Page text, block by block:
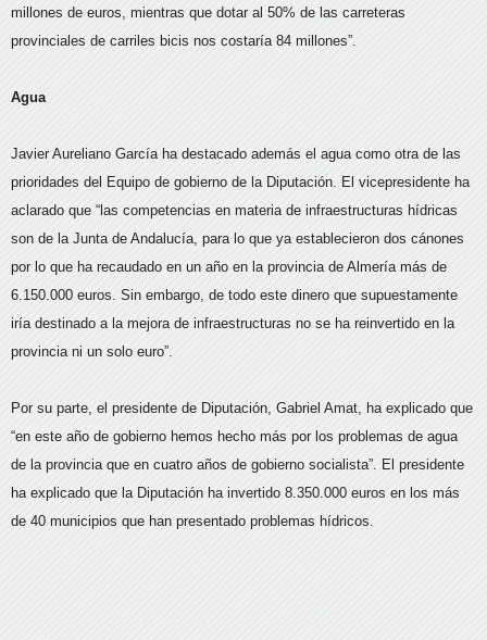
millones de euros, mientras que dotar al 50% de las carreteras
provinciales de carriles bicis nos costaría 84 millones”.
Agua
Javier Aureliano García ha destacado además el agua como otra de las
prioridades del Equipo de gobierno de la Diputación. El vicepresidente ha
aclarado que “las competencias en materia de infraestructuras hídricas
son de la Junta de Andalucía, para lo que ya establecieron dos cánones
por lo que ha recaudado en un año en la provincia de Almería más de
6.150.000 euros. Sin embargo, de todo este dinero que supuestamente
iría destinado a la mejora de infraestructuras no se ha reinvertido en la
provincia ni un solo euro”.
Por su parte, el presidente de Diputación, Gabriel Amat, ha explicado que
“en este año de gobierno hemos hecho más por los problemas de agua
de la provincia que en cuatro años de gobierno socialista”. El presidente
ha explicado que la Diputación ha invertido 8.350.000 euros en los más
de 40 municipios que han presentado problemas hídricos.